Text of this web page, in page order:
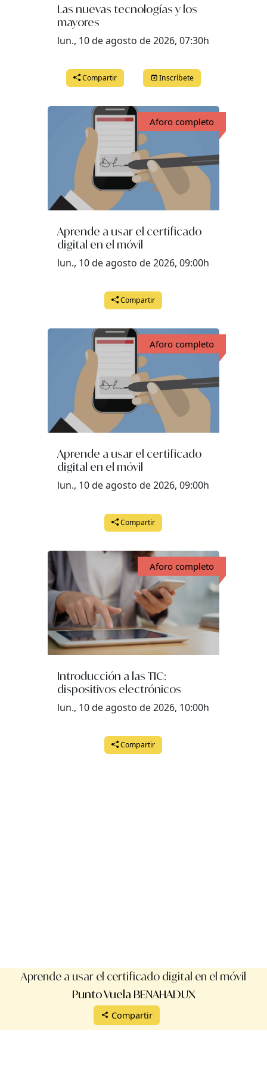
lunes, 22 de septiembre del 2025 a las 09:00
martes, 23 de septiembre del 2025 a las 09:00
martes, 23 de septiembre del 2025 a las 17:00
jueves, 25 de septiembre del 2025 a las 09:00
viernes, 26 de septiembre del 2025 a las 09:00
lunes, 29 de septiembre del 2025 a las 09:00
martes, 30 de septiembre del 2025 a las 09:00
martes, 30 de septiembre del 2025 a las 17:00
Las nuevas tecnologías y los
mayores
lun., 10 de agosto de 2026, 07:30h
Compartir Inscríbete
Aforo completo
Aprende a usar el certificado
digital en el móvil
lun., 10 de agosto de 2026, 09:00h
Compartir
Aforo completo
Aprende a usar el certificado
digital en el móvil
lun., 10 de agosto de 2026, 09:00h
Compartir
Aforo completo
Introducción a las TIC:
dispositivos electrónicos
lun., 10 de agosto de 2026, 10:00h
Compartir
Aprende a usar el certificado digital en el móvil
Punto Vuela BENAHADUX
Compartir